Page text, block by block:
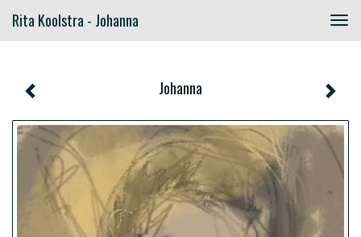
Rita Koolstra - Johanna
Johanna